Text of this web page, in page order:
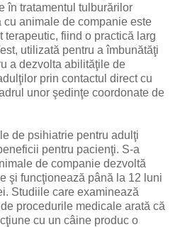
în tratamentul tulburărilor
cu animale de companie este
terapeutic, fiind o practică larg
utilizată pentru a îmbunătăţi
a dezvolta abilităţile de
prin contactul direct cu
unor şedinţe coordonate de
de psihiatrie pentru adulţi
pentru pacienţi. S-a
de companie dezvoltă
şi funcţionează până la 12 luni
Studiile care examinează
procedurile medicale arată că
cu un câine produc o